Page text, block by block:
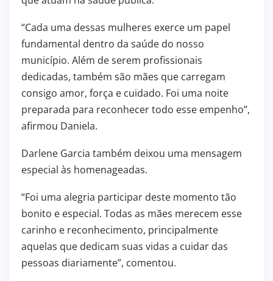
“Cada uma dessas mulheres exerce um papel
fundamental dentro da saúde do nosso
município. Além de serem profissionais
dedicadas, também são mães que carregam
consigo amor, força e cuidado. Foi uma noite
preparada para reconhecer todo esse empenho”,
afirmou Daniela.
Darlene Garcia também deixou uma mensagem
especial às homenageadas.
“Foi uma alegria participar deste momento tão
bonito e especial. Todas as mães merecem esse
carinho e reconhecimento, principalmente
aquelas que dedicam suas vidas a cuidar das
pessoas diariamente”, comentou.